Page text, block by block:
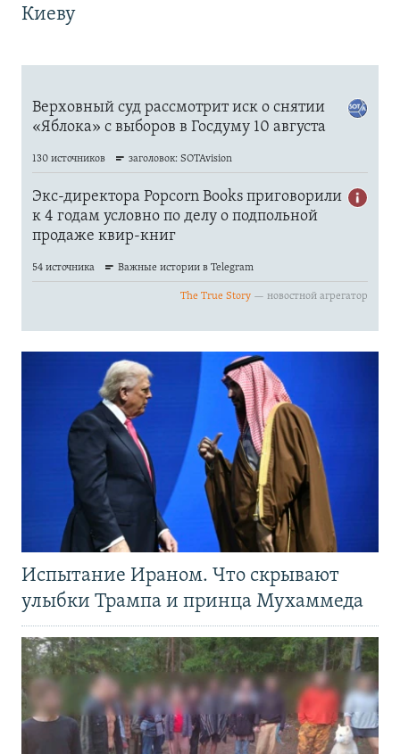
Киеву
Испытание Ираном. Что скрывают
улыбки Трампа и принца Мухаммеда